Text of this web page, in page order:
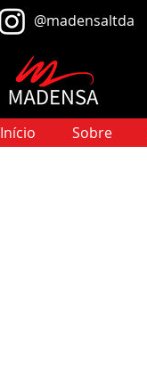
@​madensaltda
Início Sobre